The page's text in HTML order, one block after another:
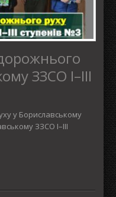
ЗЗСО І–ІІІ
у Бориславському
ЗЗСО І–ІІІ